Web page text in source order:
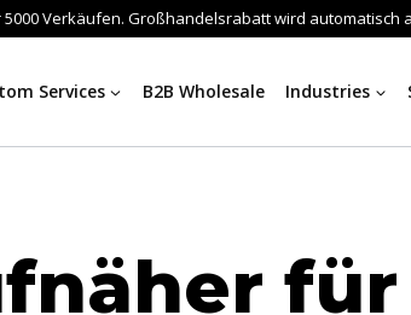
Verkäufen. Großhandelsrabatt wird automatisch
Services B2B Wholesale Industries
für